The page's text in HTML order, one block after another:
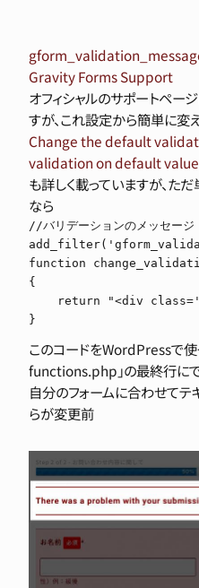
Gravity Forms Support
オフィシャルのサポートペー
すが、これ設定から簡単に変
Change the default
validation on default
も詳しく載っていますが、た
なら
//バリデーションのメッセージ
function
{
return "<div
}
このコードをWordPressで使
functions.php」の最終行に
自分のフォームに合わせてテ
らが変更前